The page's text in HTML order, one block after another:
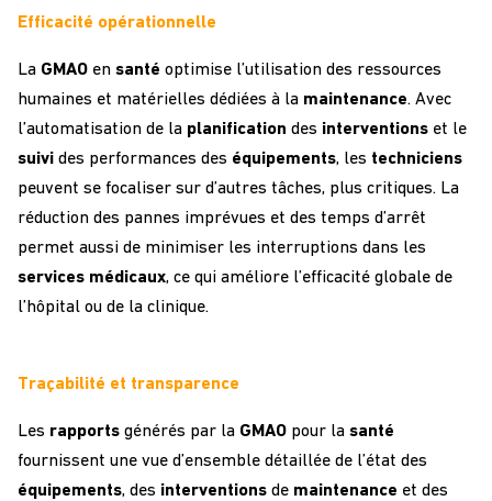
Efficacité opérationnelle
La GMAO en santé optimise l’utilisation des ressources
humaines et matérielles dédiées à la maintenance. Avec
l’automatisation de la planification des interventions et le
suivi des performances des équipements, les techniciens
peuvent se focaliser sur d’autres tâches, plus critiques. La
réduction des pannes imprévues et des temps d’arrêt
permet aussi de minimiser les interruptions dans les
services médicaux, ce qui améliore l’efficacité globale de
l’hôpital ou de la clinique.
Traçabilité et transparence
Les rapports générés par la GMAO pour la santé
fournissent une vue d’ensemble détaillée de l’état des
équipements, des interventions de maintenance et des